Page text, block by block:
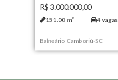
R$ 3.000.000,00
151.00 m² 4vagas
Balneário Camboriú-SC